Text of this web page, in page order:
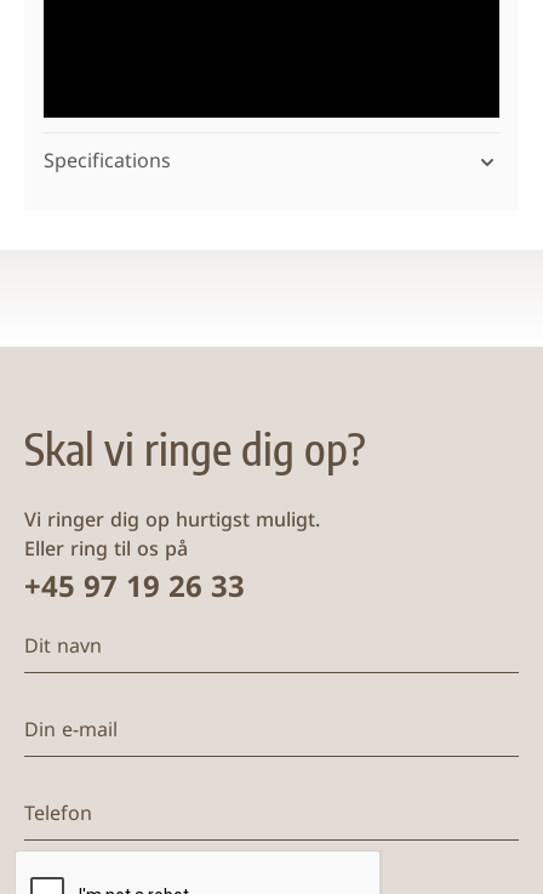
Specifications
Skal vi ringe dig op?
Vi ringer dig op hurtigst muligt.
Eller ring til os på
+45 97 19 26 33